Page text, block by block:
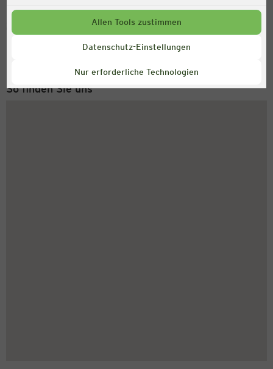
Allen Tools zustimmen
Datenschutz-Einstellungen
Nur erforderliche Technologien
Service Hotline
+49 (0) 2546 / 98 999 98
So finden Sie uns